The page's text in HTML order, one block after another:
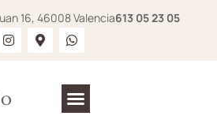
16, 46008 Valencia613 05 23 05